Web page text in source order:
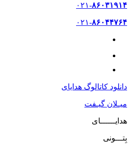
۰۲۱-۸۶۰۳۱۹۱۴
۰۲۱-۸۶۰۴۴۷۶۴
دانلود کاتالوگ هدایای
میـلان گیـفت
هدایــــــای
بِتـــونی